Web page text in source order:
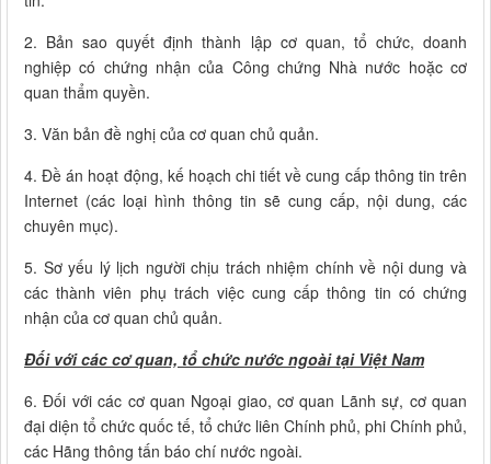
2. Bản sao quyết định thành lập cơ quan, tổ chức, doanh
nghiệp có chứng nhận của Công chứng Nhà nước hoặc cơ
quan thẩm quyền.
3. Văn bản đề nghị của cơ quan chủ quản.
4. Đề án hoạt động, kế hoạch chi tiết về cung cấp thông tin trên
Internet (các loại hình thông tin sẽ cung cấp, nội dung, các
chuyên mục).
5. Sơ yếu lý lịch người chịu trách nhiệm chính về nội dung và
các thành viên phụ trách việc cung cấp thông tin có chứng
nhận của cơ quan chủ quản.
Đối với các cơ quan, tổ chức nước ngoài tại Việt Nam
6. Đối với các cơ quan Ngoại giao, cơ quan Lãnh sự, cơ quan
đại diện tổ chức quốc tế, tổ chức liên Chính phủ, phi Chính phủ,
các Hãng thông tấn báo chí nước ngoài.